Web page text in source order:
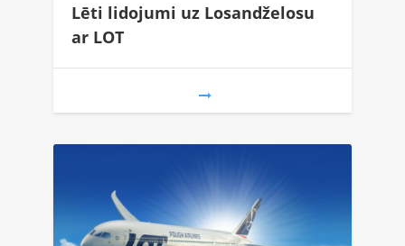
Lēti lidojumi uz Losandželosu
ar LOT